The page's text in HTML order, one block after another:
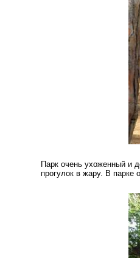
Парк очень ухоженный и
прогулок в жару. В парке